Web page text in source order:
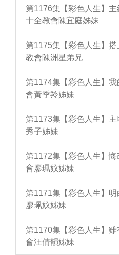
第1176集【彩色人生】
十全教會陳宜庭姊妹
第1175集【彩色人生】
教會陳洲星弟兄
第1174集【彩色人生】
會黃季羚姊妹
第1173集【彩色人生】
秀子姊妹
第1172集【彩色人生】
會廖珮妏姊妹
第1171集【彩色人生】
廖珮妏姊妹
第1170集【彩色人生】
會汪倩韻姊妹